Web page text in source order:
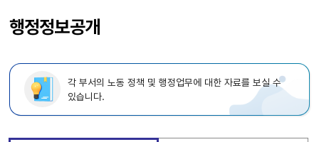
행정정보공개
각 부서의 노동 정책 및 행정업무에 대한 자료를 보실 수
있습니다.